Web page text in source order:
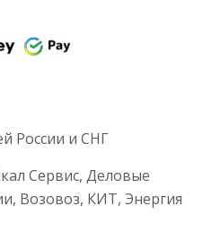
России и СНГ
Сервис, Деловые
Возовоз, КИТ, Энергия